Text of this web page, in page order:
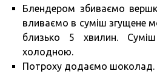
Блендером збиваємо
вливаємо в суміш згущене
близько 5 хвилин.
холодною.
Потроху додаємо шоколад.